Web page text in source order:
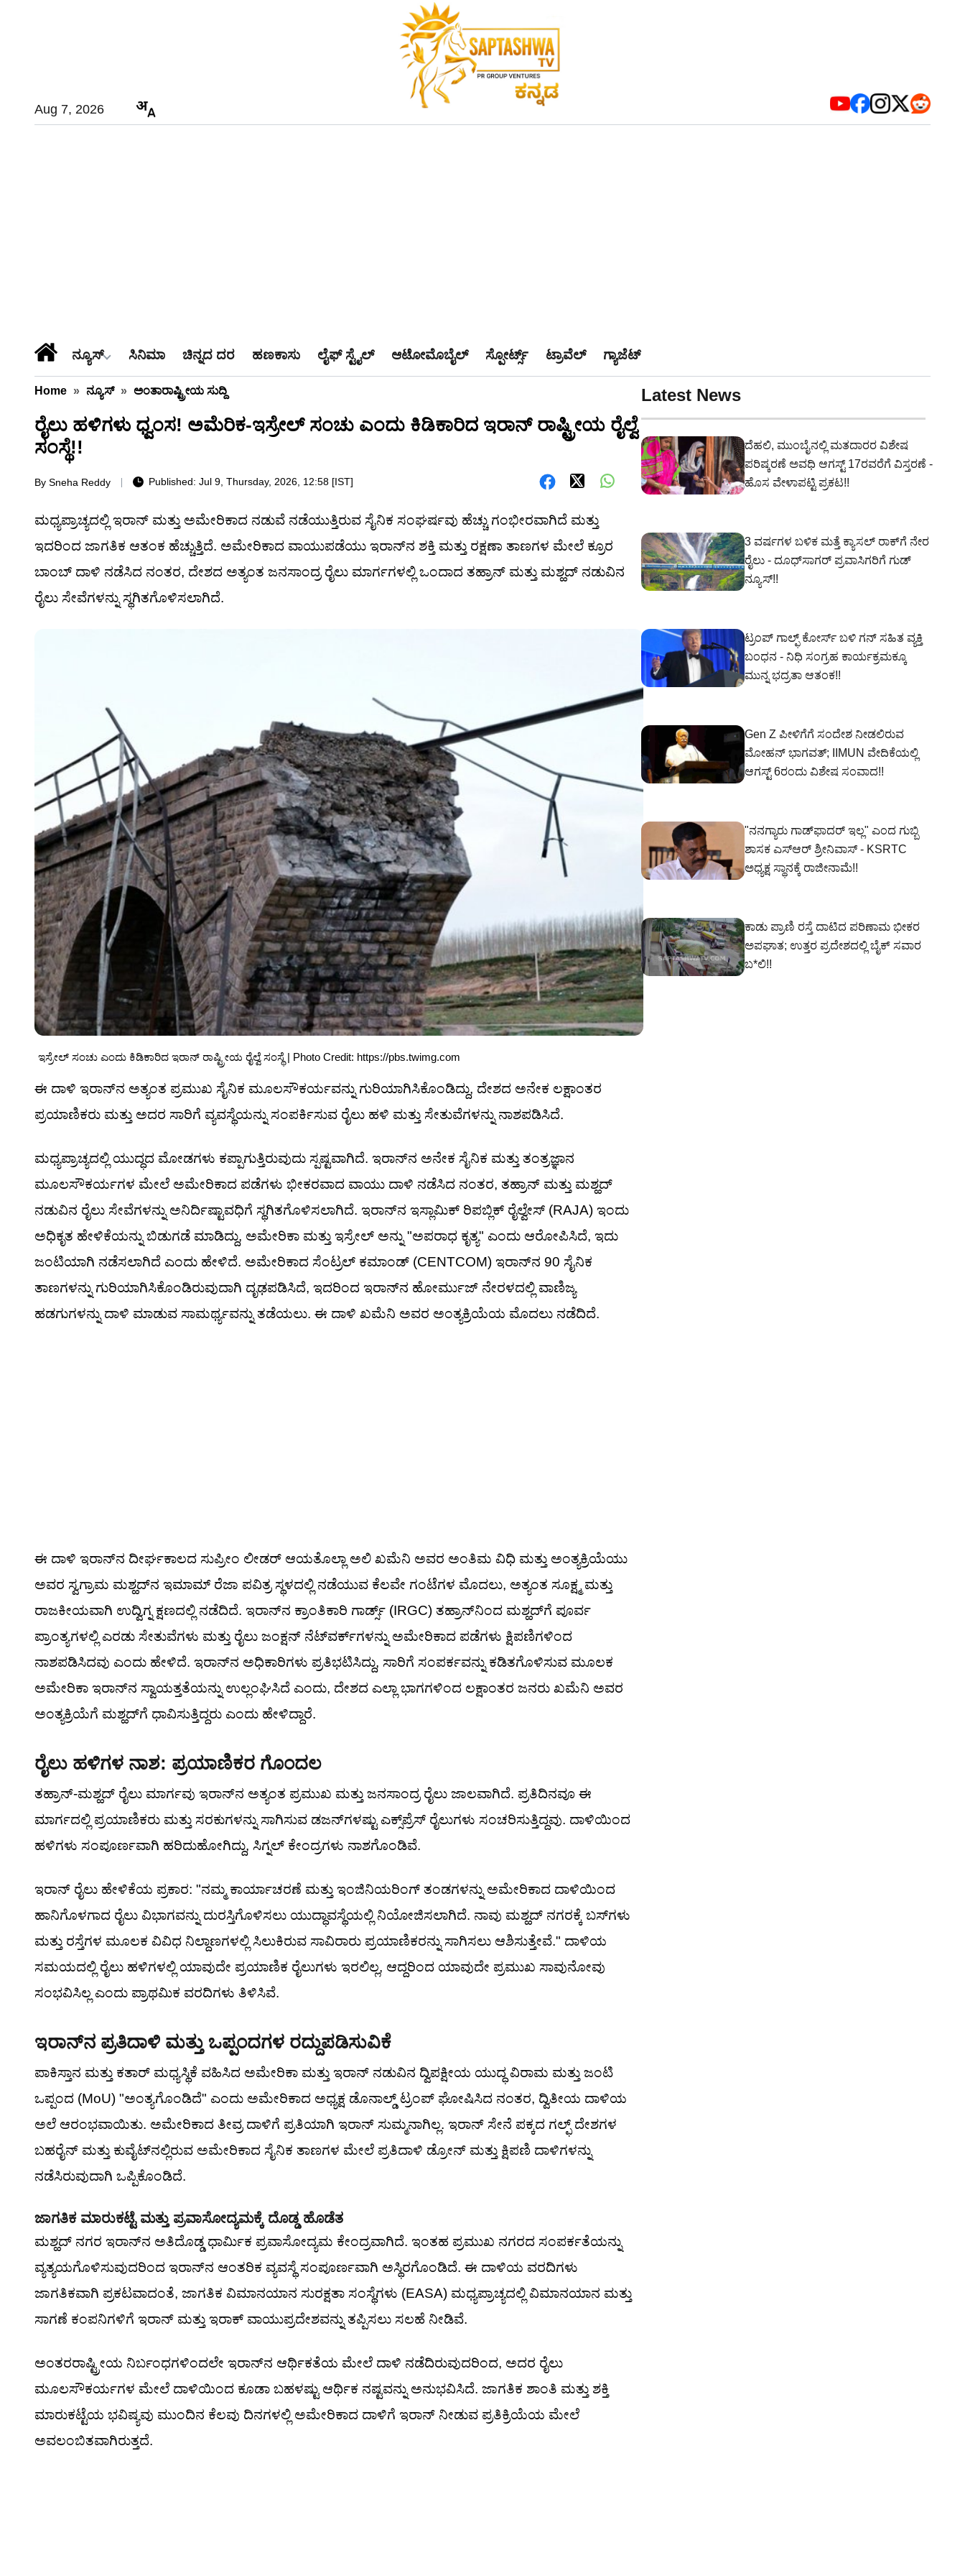
Aug 7, 2026
ನ್ಯೂಸ್ ಸಿನಿಮಾ ಚಿನ್ನದ ದರ ಹಣಕಾಸು ಲೈಫ್ ಸ್ಟೈಲ್ ಆಟೋಮೊಬೈಲ್ ಸ್ಪೋರ್ಟ್ಸ್ ಟ್ರಾವೆಲ್ ಗ್ಯಾಜೆಟ್
Home » ನ್ಯೂಸ್ » ಅಂತಾರಾಷ್ಟ್ರೀಯ ಸುದ್ದಿ
ರೈಲು ಹಳಿಗಳು ಧ್ವಂಸ! ಅಮೆರಿಕ-ಇಸ್ರೇಲ್ ಸಂಚು ಎಂದು ಕಿಡಿಕಾರಿದ ಇರಾನ್ ರಾಷ್ಟ್ರೀಯ ರೈಲ್ವೆ
ಸಂಸ್ಥೆ!!
By Sneha Reddy Published: Jul 9, Thursday, 2026, 12:58 [IST]
ಮಧ್ಯಪ್ರಾಚ್ಯದಲ್ಲಿ ಇರಾನ್ ಮತ್ತು ಅಮೇರಿಕಾದ ನಡುವೆ ನಡೆಯುತ್ತಿರುವ ಸೈನಿಕ ಸಂಘರ್ಷವು ಹೆಚ್ಚು ಗಂಭೀರವಾಗಿದೆ ಮತ್ತು
ಇದರಿಂದ ಜಾಗತಿಕ ಆತಂಕ ಹೆಚ್ಚುತ್ತಿದೆ. ಅಮೇರಿಕಾದ ವಾಯುಪಡೆಯು ಇರಾನ್‌ನ ಶಕ್ತಿ ಮತ್ತು ರಕ್ಷಣಾ ತಾಣಗಳ ಮೇಲೆ ಕ್ರೂರ
ಬಾಂಬ್ ದಾಳಿ ನಡೆಸಿದ ನಂತರ, ದೇಶದ ಅತ್ಯಂತ ಜನಸಾಂದ್ರ ರೈಲು ಮಾರ್ಗಗಳಲ್ಲಿ ಒಂದಾದ ತಹ್ರಾನ್ ಮತ್ತು ಮಶ್ಹದ್ ನಡುವಿನ
ರೈಲು ಸೇವೆಗಳನ್ನು ಸ್ಥಗಿತಗೊಳಿಸಲಾಗಿದೆ.
ಇಸ್ರೇಲ್ ಸಂಚು ಎಂದು ಕಿಡಿಕಾರಿದ ಇರಾನ್ ರಾಷ್ಟ್ರೀಯ ರೈಲ್ವೆ ಸಂಸ್ಥೆ | Photo Credit: https://pbs.twimg.com
ಈ ದಾಳಿ ಇರಾನ್‌ನ ಅತ್ಯಂತ ಪ್ರಮುಖ ಸೈನಿಕ ಮೂಲಸೌಕರ್ಯವನ್ನು ಗುರಿಯಾಗಿಸಿಕೊಂಡಿದ್ದು, ದೇಶದ ಅನೇಕ ಲಕ್ಷಾಂತರ
ಪ್ರಯಾಣಿಕರು ಮತ್ತು ಅದರ ಸಾರಿಗೆ ವ್ಯವಸ್ಥೆಯನ್ನು ಸಂಪರ್ಕಿಸುವ ರೈಲು ಹಳಿ ಮತ್ತು ಸೇತುವೆಗಳನ್ನು ನಾಶಪಡಿಸಿದೆ.
ಮಧ್ಯಪ್ರಾಚ್ಯದಲ್ಲಿ ಯುದ್ಧದ ಮೋಡಗಳು ಕಪ್ಪಾಗುತ್ತಿರುವುದು ಸ್ಪಷ್ಟವಾಗಿದೆ. ಇರಾನ್‌ನ ಅನೇಕ ಸೈನಿಕ ಮತ್ತು ತಂತ್ರಜ್ಞಾನ
ಮೂಲಸೌಕರ್ಯಗಳ ಮೇಲೆ ಅಮೇರಿಕಾದ ಪಡೆಗಳು ಭೀಕರವಾದ ವಾಯು ದಾಳಿ ನಡೆಸಿದ ನಂತರ, ತಹ್ರಾನ್ ಮತ್ತು ಮಶ್ಹದ್
ನಡುವಿನ ರೈಲು ಸೇವೆಗಳನ್ನು ಅನಿರ್ದಿಷ್ಟಾವಧಿಗೆ ಸ್ಥಗಿತಗೊಳಿಸಲಾಗಿದೆ. ಇರಾನ್‌ನ ಇಸ್ಲಾಮಿಕ್ ರಿಪಬ್ಲಿಕ್ ರೈಲ್ವೇಸ್ (RAJA) ಇಂದು
ಅಧಿಕೃತ ಹೇಳಿಕೆಯನ್ನು ಬಿಡುಗಡೆ ಮಾಡಿದ್ದು, ಅಮೇರಿಕಾ ಮತ್ತು ಇಸ್ರೇಲ್ ಅನ್ನು "ಅಪರಾಧ ಕೃತ್ಯ" ಎಂದು ಆರೋಪಿಸಿದೆ, ಇದು
ಜಂಟಿಯಾಗಿ ನಡೆಸಲಾಗಿದೆ ಎಂದು ಹೇಳಿದೆ. ಅಮೇರಿಕಾದ ಸೆಂಟ್ರಲ್ ಕಮಾಂಡ್ (CENTCOM) ಇರಾನ್‌ನ 90 ಸೈನಿಕ
ತಾಣಗಳನ್ನು ಗುರಿಯಾಗಿಸಿಕೊಂಡಿರುವುದಾಗಿ ದೃಢಪಡಿಸಿದೆ, ಇದರಿಂದ ಇರಾನ್‌ನ ಹೋರ್ಮುಜ್ ನೇರಳದಲ್ಲಿ ವಾಣಿಜ್ಯ
ಹಡಗುಗಳನ್ನು ದಾಳಿ ಮಾಡುವ ಸಾಮರ್ಥ್ಯವನ್ನು ತಡೆಯಲು. ಈ ದಾಳಿ ಖಮೆನಿ ಅವರ ಅಂತ್ಯಕ್ರಿಯೆಯ ಮೊದಲು ನಡೆದಿದೆ.
ಈ ದಾಳಿ ಇರಾನ್‌ನ ದೀರ್ಘಕಾಲದ ಸುಪ್ರೀಂ ಲೀಡರ್ ಆಯತೊಲ್ಲಾ ಅಲಿ ಖಮೆನಿ ಅವರ ಅಂತಿಮ ವಿಧಿ ಮತ್ತು ಅಂತ್ಯಕ್ರಿಯೆಯು
ಅವರ ಸ್ವಗ್ರಾಮ ಮಶ್ಹದ್‌ನ ಇಮಾಮ್ ರೆಜಾ ಪವಿತ್ರ ಸ್ಥಳದಲ್ಲಿ ನಡೆಯುವ ಕೆಲವೇ ಗಂಟೆಗಳ ಮೊದಲು, ಅತ್ಯಂತ ಸೂಕ್ಷ್ಮ ಮತ್ತು
ರಾಜಕೀಯವಾಗಿ ಉದ್ವಿಗ್ನ ಕ್ಷಣದಲ್ಲಿ ನಡೆದಿದೆ. ಇರಾನ್‌ನ ಕ್ರಾಂತಿಕಾರಿ ಗಾರ್ಡ್ಸ್ (IRGC) ತಹ್ರಾನ್‌ನಿಂದ ಮಶ್ಹದ್‌ಗೆ ಪೂರ್ವ
ಪ್ರಾಂತ್ಯಗಳಲ್ಲಿ ಎರಡು ಸೇತುವೆಗಳು ಮತ್ತು ರೈಲು ಜಂಕ್ಷನ್ ನೆಟ್‌ವರ್ಕ್‌ಗಳನ್ನು ಅಮೇರಿಕಾದ ಪಡೆಗಳು ಕ್ಷಿಪಣಿಗಳಿಂದ
ನಾಶಪಡಿಸಿದವು ಎಂದು ಹೇಳಿದೆ. ಇರಾನ್‌ನ ಅಧಿಕಾರಿಗಳು ಪ್ರತಿಭಟಿಸಿದ್ದು, ಸಾರಿಗೆ ಸಂಪರ್ಕವನ್ನು ಕಡಿತಗೊಳಿಸುವ ಮೂಲಕ
ಅಮೇರಿಕಾ ಇರಾನ್‌ನ ಸ್ವಾಯತ್ತತೆಯನ್ನು ಉಲ್ಲಂಘಿಸಿದೆ ಎಂದು, ದೇಶದ ಎಲ್ಲಾ ಭಾಗಗಳಿಂದ ಲಕ್ಷಾಂತರ ಜನರು ಖಮೆನಿ ಅವರ
ಅಂತ್ಯಕ್ರಿಯೆಗೆ ಮಶ್ಹದ್‌ಗೆ ಧಾವಿಸುತ್ತಿದ್ದರು ಎಂದು ಹೇಳಿದ್ದಾರೆ.
ರೈಲು ಹಳಿಗಳ ನಾಶ: ಪ್ರಯಾಣಿಕರ ಗೊಂದಲ
ತಹ್ರಾನ್-ಮಶ್ಹದ್ ರೈಲು ಮಾರ್ಗವು ಇರಾನ್‌ನ ಅತ್ಯಂತ ಪ್ರಮುಖ ಮತ್ತು ಜನಸಾಂದ್ರ ರೈಲು ಜಾಲವಾಗಿದೆ. ಪ್ರತಿದಿನವೂ ಈ
ಮಾರ್ಗದಲ್ಲಿ ಪ್ರಯಾಣಿಕರು ಮತ್ತು ಸರಕುಗಳನ್ನು ಸಾಗಿಸುವ ಡಜನ್‌ಗಳಷ್ಟು ಎಕ್ಸ್‌ಪ್ರೆಸ್ ರೈಲುಗಳು ಸಂಚರಿಸುತ್ತಿದ್ದವು. ದಾಳಿಯಿಂದ
ಹಳಿಗಳು ಸಂಪೂರ್ಣವಾಗಿ ಹರಿದುಹೋಗಿದ್ದು, ಸಿಗ್ನಲ್ ಕೇಂದ್ರಗಳು ನಾಶಗೊಂಡಿವೆ.
ಇರಾನ್ ರೈಲು ಹೇಳಿಕೆಯ ಪ್ರಕಾರ: "ನಮ್ಮ ಕಾರ್ಯಾಚರಣೆ ಮತ್ತು ಇಂಜಿನಿಯರಿಂಗ್ ತಂಡಗಳನ್ನು ಅಮೇರಿಕಾದ ದಾಳಿಯಿಂದ
ಹಾನಿಗೊಳಗಾದ ರೈಲು ವಿಭಾಗವನ್ನು ದುರಸ್ತಿಗೊಳಿಸಲು ಯುದ್ಧಾವಸ್ಥೆಯಲ್ಲಿ ನಿಯೋಜಿಸಲಾಗಿದೆ. ನಾವು ಮಶ್ಹದ್ ನಗರಕ್ಕೆ ಬಸ್‌ಗಳು
ಮತ್ತು ರಸ್ತೆಗಳ ಮೂಲಕ ವಿವಿಧ ನಿಲ್ದಾಣಗಳಲ್ಲಿ ಸಿಲುಕಿರುವ ಸಾವಿರಾರು ಪ್ರಯಾಣಿಕರನ್ನು ಸಾಗಿಸಲು ಆಶಿಸುತ್ತೇವೆ." ದಾಳಿಯ
ಸಮಯದಲ್ಲಿ ರೈಲು ಹಳಿಗಳಲ್ಲಿ ಯಾವುದೇ ಪ್ರಯಾಣಿಕ ರೈಲುಗಳು ಇರಲಿಲ್ಲ, ಆದ್ದರಿಂದ ಯಾವುದೇ ಪ್ರಮುಖ ಸಾವುನೋವು
ಸಂಭವಿಸಿಲ್ಲ ಎಂದು ಪ್ರಾಥಮಿಕ ವರದಿಗಳು ತಿಳಿಸಿವೆ.
ಇರಾನ್‌ನ ಪ್ರತಿದಾಳಿ ಮತ್ತು ಒಪ್ಪಂದಗಳ ರದ್ದುಪಡಿಸುವಿಕೆ
ಪಾಕಿಸ್ತಾನ ಮತ್ತು ಕತಾರ್ ಮಧ್ಯಸ್ಥಿಕೆ ವಹಿಸಿದ ಅಮೇರಿಕಾ ಮತ್ತು ಇರಾನ್ ನಡುವಿನ ದ್ವಿಪಕ್ಷೀಯ ಯುದ್ಧ ವಿರಾಮ ಮತ್ತು ಜಂಟಿ
ಒಪ್ಪಂದ (MoU) "ಅಂತ್ಯಗೊಂಡಿದೆ" ಎಂದು ಅಮೇರಿಕಾದ ಅಧ್ಯಕ್ಷ ಡೊನಾಲ್ಡ್ ಟ್ರಂಪ್ ಘೋಷಿಸಿದ ನಂತರ, ದ್ವಿತೀಯ ದಾಳಿಯ
ಅಲೆ ಆರಂಭವಾಯಿತು. ಅಮೇರಿಕಾದ ತೀವ್ರ ದಾಳಿಗೆ ಪ್ರತಿಯಾಗಿ ಇರಾನ್ ಸುಮ್ಮನಾಗಿಲ್ಲ. ಇರಾನ್ ಸೇನೆ ಪಕ್ಕದ ಗಲ್ಫ್ ದೇಶಗಳ
ಬಹರೈನ್ ಮತ್ತು ಕುವೈಟ್‌ನಲ್ಲಿರುವ ಅಮೇರಿಕಾದ ಸೈನಿಕ ತಾಣಗಳ ಮೇಲೆ ಪ್ರತಿದಾಳಿ ಡ್ರೋನ್ ಮತ್ತು ಕ್ಷಿಪಣಿ ದಾಳಿಗಳನ್ನು
ನಡೆಸಿರುವುದಾಗಿ ಒಪ್ಪಿಕೊಂಡಿದೆ.
ಜಾಗತಿಕ ಮಾರುಕಟ್ಟೆ ಮತ್ತು ಪ್ರವಾಸೋದ್ಯಮಕ್ಕೆ ದೊಡ್ಡ ಹೊಡೆತ
ಮಶ್ಹದ್ ನಗರ ಇರಾನ್‌ನ ಅತಿದೊಡ್ಡ ಧಾರ್ಮಿಕ ಪ್ರವಾಸೋದ್ಯಮ ಕೇಂದ್ರವಾಗಿದೆ. ಇಂತಹ ಪ್ರಮುಖ ನಗರದ ಸಂಪರ್ಕತೆಯನ್ನು
ವ್ಯತ್ಯಯಗೊಳಿಸುವುದರಿಂದ ಇರಾನ್‌ನ ಆಂತರಿಕ ವ್ಯವಸ್ಥೆ ಸಂಪೂರ್ಣವಾಗಿ ಅಸ್ಥಿರಗೊಂಡಿದೆ. ಈ ದಾಳಿಯ ವರದಿಗಳು
ಜಾಗತಿಕವಾಗಿ ಪ್ರಕಟವಾದಂತೆ, ಜಾಗತಿಕ ವಿಮಾನಯಾನ ಸುರಕ್ಷತಾ ಸಂಸ್ಥೆಗಳು (EASA) ಮಧ್ಯಪ್ರಾಚ್ಯದಲ್ಲಿ ವಿಮಾನಯಾನ ಮತ್ತು
ಸಾಗಣೆ ಕಂಪನಿಗಳಿಗೆ ಇರಾನ್ ಮತ್ತು ಇರಾಕ್ ವಾಯುಪ್ರದೇಶವನ್ನು ತಪ್ಪಿಸಲು ಸಲಹೆ ನೀಡಿವೆ.
ಅಂತರರಾಷ್ಟ್ರೀಯ ನಿರ್ಬಂಧಗಳಿಂದಲೇ ಇರಾನ್‌ನ ಆರ್ಥಿಕತೆಯ ಮೇಲೆ ದಾಳಿ ನಡೆದಿರುವುದರಿಂದ, ಅದರ ರೈಲು
ಮೂಲಸೌಕರ್ಯಗಳ ಮೇಲೆ ದಾಳಿಯಿಂದ ಕೂಡಾ ಬಹಳಷ್ಟು ಆರ್ಥಿಕ ನಷ್ಟವನ್ನು ಅನುಭವಿಸಿದೆ. ಜಾಗತಿಕ ಶಾಂತಿ ಮತ್ತು ಶಕ್ತಿ
ಮಾರುಕಟ್ಟೆಯ ಭವಿಷ್ಯವು ಮುಂದಿನ ಕೆಲವು ದಿನಗಳಲ್ಲಿ ಅಮೇರಿಕಾದ ದಾಳಿಗೆ ಇರಾನ್ ನೀಡುವ ಪ್ರತಿಕ್ರಿಯೆಯ ಮೇಲೆ
ಅವಲಂಬಿತವಾಗಿರುತ್ತದೆ.
Latest News
ದೆಹಲಿ, ಮುಂಬೈನಲ್ಲಿ ಮತದಾರರ ವಿಶೇಷ
ಪರಿಷ್ಕರಣೆ ಅವಧಿ ಆಗಸ್ಟ್ 17ರವರೆಗೆ ವಿಸ್ತರಣೆ -
ಹೊಸ ವೇಳಾಪಟ್ಟಿ ಪ್ರಕಟ!!
3 ವರ್ಷಗಳ ಬಳಿಕ ಮತ್ತೆ ಕ್ಯಾಸಲ್ ರಾಕ್‌ಗೆ ನೇರ
ರೈಲು - ದೂಧ್‌ಸಾಗರ್ ಪ್ರವಾಸಿಗರಿಗೆ ಗುಡ್
ನ್ಯೂಸ್!!
ಟ್ರಂಪ್ ಗಾಲ್ಫ್ ಕೋರ್ಸ್ ಬಳಿ ಗನ್‌ ಸಹಿತ ವ್ಯಕ್ತಿ
ಬಂಧನ - ನಿಧಿ ಸಂಗ್ರಹ ಕಾರ್ಯಕ್ರಮಕ್ಕೂ
ಮುನ್ನ ಭದ್ರತಾ ಆತಂಕ!!
Gen Z ಪೀಳಿಗೆಗೆ ಸಂದೇಶ ನೀಡಲಿರುವ
ಮೋಹನ್ ಭಾಗವತ್; IIMUN ವೇದಿಕೆಯಲ್ಲಿ
ಆಗಸ್ಟ್ 6ರಂದು ವಿಶೇಷ ಸಂವಾದ!!
"ನನಗ್ಯಾರು ಗಾಡ್‌ಫಾದರ್ ಇಲ್ಲ" ಎಂದ ಗುಬ್ಬಿ
ಶಾಸಕ ಎಸ್‌ಆರ್‌ ಶ್ರೀನಿವಾಸ್‌ - KSRTC
ಅಧ್ಯಕ್ಷ ಸ್ಥಾನಕ್ಕೆ ರಾಜೀನಾಮೆ!!
ಕಾಡು ಪ್ರಾಣಿ ರಸ್ತೆ ದಾಟಿದ ಪರಿಣಾಮ ಭೀಕರ
ಅಪಘಾತ; ಉತ್ತರ ಪ್ರದೇಶದಲ್ಲಿ ಬೈಕ್ ಸವಾರ
ಬ*ಲಿ!!